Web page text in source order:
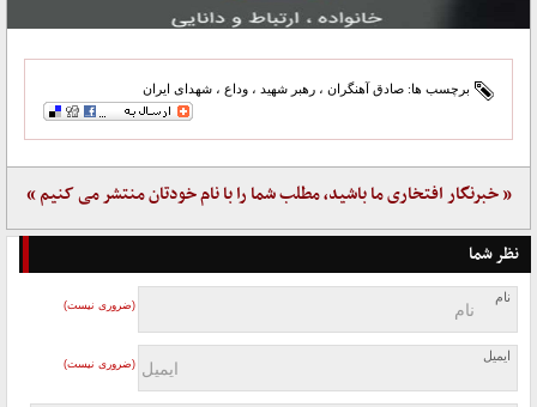
برچسب ها: صادق آهنگران ، رهبر شهید ، وداع ، شهدای ایران
« خبرنگار افتخاری ما باشید، مطلب شما را با نام خودتان منتشر می کنیم »
نظر شما
نام
(ضروری نیست)
ایمیل
(ضروری نیست)